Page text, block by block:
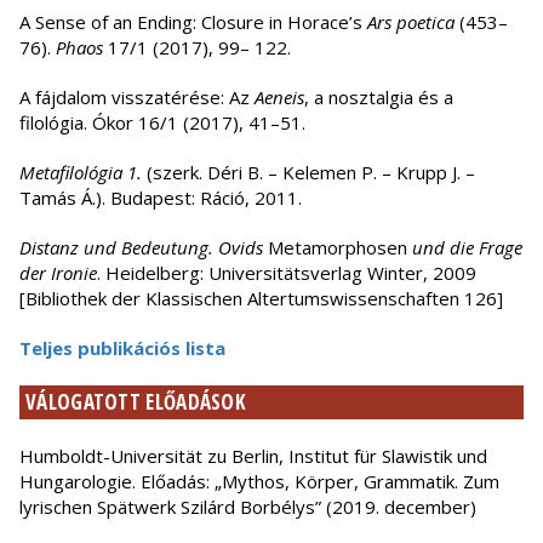
A Sense of an Ending: Closure in Horace’sArs poetica (453–
76). Phaos 17/1 (2017), 99– 122.
A fájdalom visszatérése: AzAeneis, a nosztalgia és a
filológia. Ókor 16/1 (2017), 41–51.
Metafilológia 1. (szerk. Déri B. – Kelemen P. – Krupp J. –
Tamás Á.). Budapest: Ráció, 2011.
Distanz und Bedeutung. Ovids Metamorphosen und die Frage
der Ironie. Heidelberg: Universitätsverlag Winter, 2009
[Bibliothek der Klassischen Altertumswissenschaften 126]
Teljes publikációs lista
VÁLOGATOTT ELŐADÁSOK
Humboldt-Universität zu Berlin, Institut für Slawistik und
Hungarologie. Előadás: „Mythos, Körper, Grammatik. Zum
lyrischen Spätwerk Szilárd Borbélys” (2019. december)